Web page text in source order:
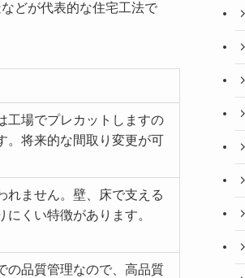
どが代表的な住宅工法で
工場でプレカットしますの
。将来的な間取り変更が可
れません。壁、床で支える
くい特徴があります。
の品質管理なので、高品質